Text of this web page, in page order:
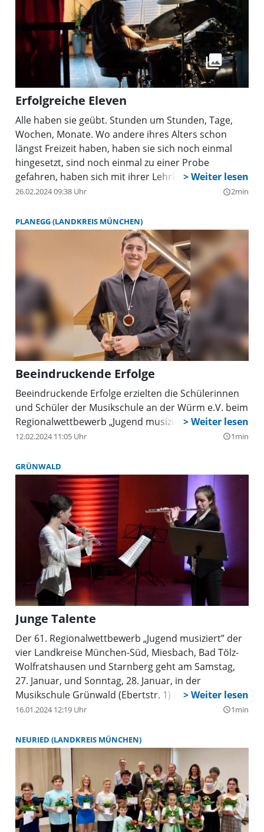
Erfolgreiche Eleven
Alle haben sie geübt. Stunden um Stunden, Tage,
Wochen, Monate. Wo andere ihres Alters schon
längst Freizeit haben, haben sie sich noch einmal
hingesetzt, sind noch einmal zu einer Probe
gefahren, haben sich mit ihrer Lehrkraft für den
letzten Schliff verabredet. Die Rede ist von all den
eines Regionalwettbewerbs für ihr Instrument
gestellt haben. Und die Mühen haben sich
ausgezahlt: Musikschulleiter Odilo Zapf kann stolz
auf über 40 (!) Schüler der Musikschule blicken, die
beim Wettbewerb, der im Januar in Erding
stattgefunden hatte, erste und zweite Preise
erhalten hatten.
26.02.2024 09:38 Uhr query_builder2min
PLANEGG (LANDKREIS MÜNCHEN)
Beeindruckende Erfolge
Beeindruckende Erfolge erzielten die Schülerinnen
und Schüler der Musikschule an der Würm e.V. beim
Regionalwettbewerb „Jugend musiziert”.
12.02.2024 11:05 Uhr query_builder1min
GRÜNWALD
Junge Talente
Der 61. Regionalwettbewerb „Jugend musiziert” der
vier Landkreise München-Süd, Miesbach, Bad Tölz-
Wolfratshausen und Starnberg geht am Samstag,
27. Januar, und Sonntag, 28. Januar, in der
Musikschule Grünwald (Ebertstr. 1) über die Bühne.
16.01.2024 12:19 Uhr query_builder1min
NEURIED (LANDKREIS MÜNCHEN)